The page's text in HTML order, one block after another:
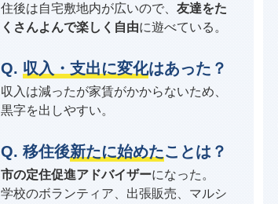
住後は自宅敷地内が広いので、 友達をた
くさんよんで楽しく自由に遊べている。
収入・支出に変化はあった？
収入は減ったが家賃がかからないため、
黒字を出しやすい。
移住後新たに始めたことは？
市の定住促進アドバイザーになった。
学校のボランティア、出張販売、マルシ